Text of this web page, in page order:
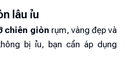
lâu ỉu
chiên giòn rụm, vàng đẹp và
bị ỉu, bạn cần áp dụng